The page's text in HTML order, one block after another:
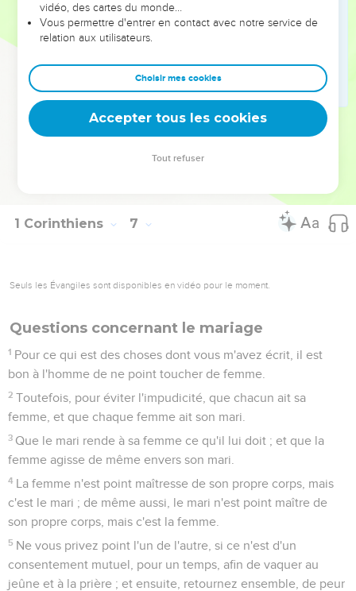
Fuyez la fornication. Quelque péché qu'un homme
commette, c'est hors du corps ; mais celui qui commet
fornication, pèche contre son propre corps.
Ne savez-vous pas que votre corps est le temple du Saint-
Esprit, qui est en vous, et qui vous a été donné de Dieu, et
que vous n'êtes point à vous-mêmes ?
Car vous avez été achetés à un grand prix ; glorifiez donc
1 Corinthiens 7
Seuls les Évangiles sont disponibles en vidéo pour le moment.
Questions concernant le mariage
1 Pour ce qui est des choses dont vous m'avez écrit, il est
bon à l'homme de ne point toucher de femme.
2 Toutefois, pour éviter l'impudicité, que chacun ait sa
femme, et que chaque femme ait son mari.
3 Que le mari rende à sa femme ce qu'il lui doit ; et que la
femme agisse de même envers son mari.
4 La femme n'est point maîtresse de son propre corps, mais
c'est le mari ; de même aussi, le mari n'est point maître de
son propre corps, mais c'est la femme.
5 Ne vous privez point l'un de l'autre, si ce n'est d'un
consentement mutuel, pour un temps, afin de vaquer au
jeûne et à la prière ; et ensuite, retournez ensemble, de peur
vidéo, des cartes du monde…
Vous permettre d'entrer en contact avec notre service de
relation aux utilisateurs.
Choisir mes cookies
Accepter tous les cookies
Tout refuser